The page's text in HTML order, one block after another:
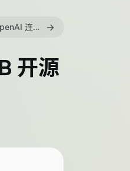
【AI早读 0609】OpenAI 连续发布金融行业 AI 实战案例 →
开源